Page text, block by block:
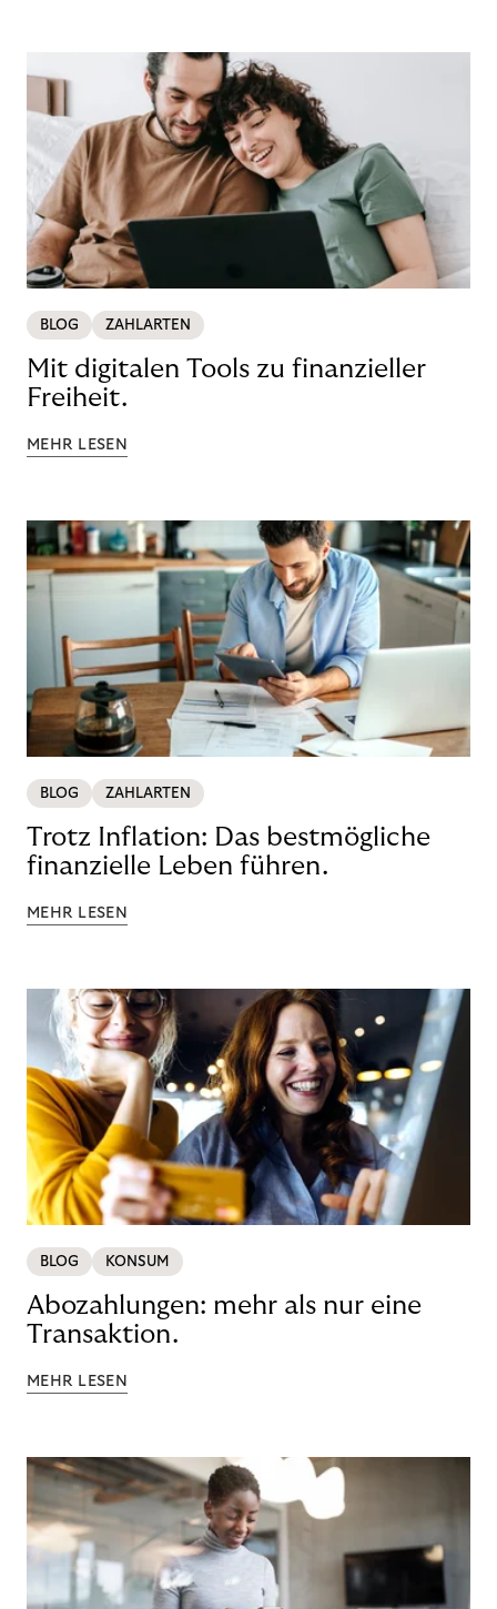
BLOG ZAHLARTEN
Mit digitalen Tools zu finanzieller
Freiheit.
MEHR LESEN
BLOG ZAHLARTEN
Trotz Inflation: Das bestmögliche
finanzielle Leben führen.
MEHR LESEN
BLOG KONSUM
Abozahlungen: mehr als nur eine
Transaktion.
MEHR LESEN